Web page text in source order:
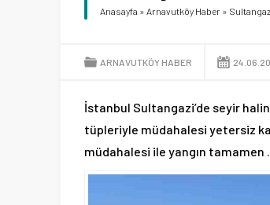
Anasayfa » Arnavutköy Haber »
ARNAVUTKÖY HABER
İstanbul Sultangazi’de seyir
tüpleriyle müdahalesi yetersiz
müdahalesi ile yangın tamamen